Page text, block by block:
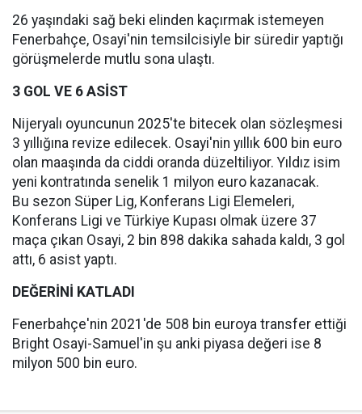
26 yaşındaki sağ beki elinden kaçırmak istemeyen
Fenerbahçe, Osayi'nin temsilcisiyle bir süredir yaptığı
görüşmelerde mutlu sona ulaştı.
3 GOL VE 6 ASİST
Nijeryalı oyuncunun 2025'te bitecek olan sözleşmesi
3 yıllığına revize edilecek. Osayi'nin yıllık 600 bin euro
olan maaşında da ciddi oranda düzeltiliyor. Yıldız isim
yeni kontratında senelik 1 milyon euro kazanacak.
Bu sezon Süper Lig, Konferans Ligi Elemeleri,
Konferans Ligi ve Türkiye Kupası olmak üzere 37
maça çıkan Osayi, 2 bin 898 dakika sahada kaldı, 3 gol
attı, 6 asist yaptı.
DEĞERİNİ KATLADI
Fenerbahçe'nin 2021'de 508 bin euroya transfer ettiği
Bright Osayi-Samuel'in şu anki piyasa değeri ise 8
milyon 500 bin euro.